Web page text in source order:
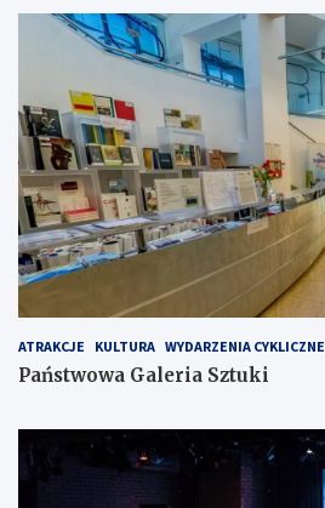
ATRAKCJE KULTURA WYDARZENIA CYKLICZNE
Państwowa Galeria Sztuki